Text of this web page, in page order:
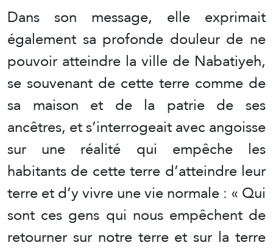
Dans son message, elle exprimait
également sa profonde douleur de ne
pouvoir atteindre la ville de Nabatiyeh,
se souvenant de cette terre comme de
sa maison et de la patrie de ses
ancêtres, et s’interrogeait avec angoisse
sur une réalité qui empêche les
habitants de cette terre d’atteindre leur
terre et d’y vivre une vie normale : « Qui
sont ces gens qui nous empêchent de
retourner sur notre terre et sur la terre